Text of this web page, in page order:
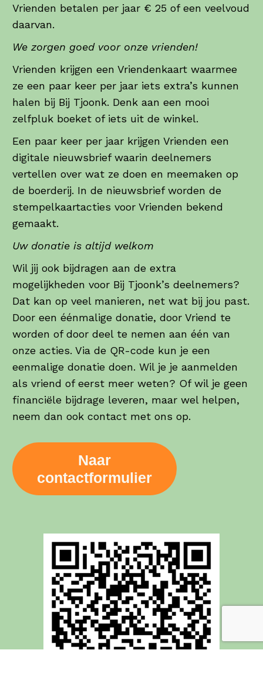
Vrienden betalen per jaar € 25 of een veelvoud
daarvan.
We zorgen goed voor onze vrienden!
Vrienden krijgen een Vriendenkaart waarmee
ze een paar keer per jaar iets extra’s kunnen
halen bij Bij Tjoonk. Denk aan een mooi
zelfpluk boeket of iets uit de winkel.
Een paar keer per jaar krijgen Vrienden een
digitale nieuwsbrief waarin deelnemers
vertellen over wat ze doen en meemaken op
de boerderij. In de nieuwsbrief worden de
stempelkaartacties voor Vrienden bekend
gemaakt.
Uw donatie is altijd welkom
Wil jij ook bijdragen aan de extra
mogelijkheden voor Bij Tjoonk’s deelnemers?
Dat kan op veel manieren, net wat bij jou past.
Door een éénmalige donatie, door Vriend te
worden of door deel te nemen aan één van
onze acties. Via de QR-code kun je een
eenmalige donatie doen. Wil je je aanmelden
als vriend of eerst meer weten? Of wil je geen
financiële bijdrage leveren, maar wel helpen,
neem dan ook contact met ons op.
Naar
contactformulier